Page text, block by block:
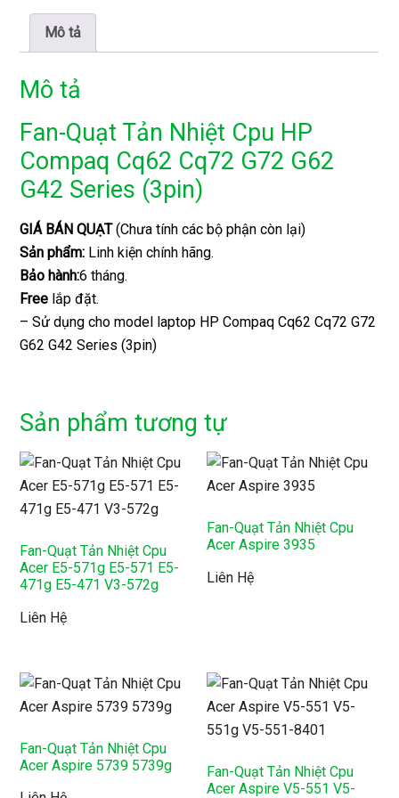
Mô tả
Mô tả
Fan-Quạt Tản Nhiệt Cpu HP
Compaq Cq62 Cq72 G72 G62
G42 Series (3pin)
GIÁ BÁN QUẠT(Chưa tính các bộ phận còn lại)
Sản phẩm: Linh kiện chính hãng.
Bảo hành:6 tháng.
Free lắp đặt.
– Sử dụng cho model laptop HP Compaq Cq62 Cq72 G72
G62 G42 Series (3pin)
Sản phẩm tương tự
Fan-Quạt Tản Nhiệt Cpu
Acer E5-571g E5-571 E5-
471g E5-471 V3-572g
Liên Hệ
Fan-Quạt Tản Nhiệt Cpu
Acer Aspire 3935
Liên Hệ
Fan-Quạt Tản Nhiệt Cpu
Acer Aspire 5739 5739g
Fan-Quạt Tản Nhiệt Cpu
Acer Aspire V5-551 V5-